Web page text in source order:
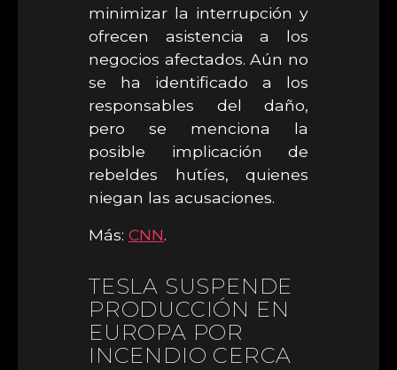
minimizar la interrupción y
ofrecen asistencia a los
negocios afectados. Aún no
se ha identificado a los
responsables del daño,
pero se menciona la
posible implicación de
rebeldes hutíes, quienes
niegan las acusaciones.
Más: CNN.
TESLA SUSPENDE
PRODUCCIÓN EN
EUROPA POR
INCENDIO CERCA